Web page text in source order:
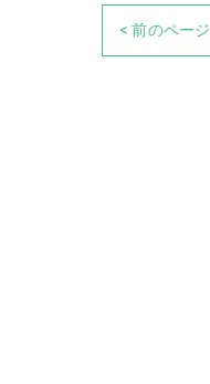
< 前のページ